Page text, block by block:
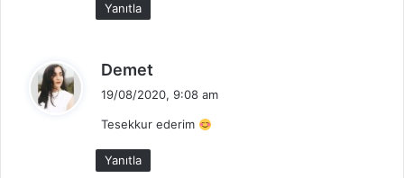
Yanıtla
Demet
e
19/08/2020, 9:08 am
Tesekkur ederim
Yanıtla